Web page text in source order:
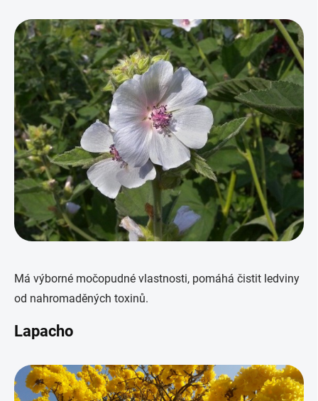
Má výborné močopudné vlastnosti, pomáhá čistit ledviny
od nahromaděných toxinů.
Lapacho